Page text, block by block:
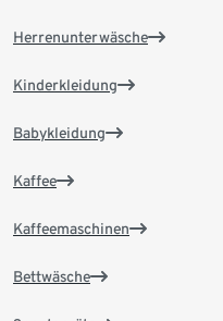
Herrenunterwäsche
Kinderkleidung
Babykleidung
Kaffee
Kaffeemaschinen
Bettwäsche